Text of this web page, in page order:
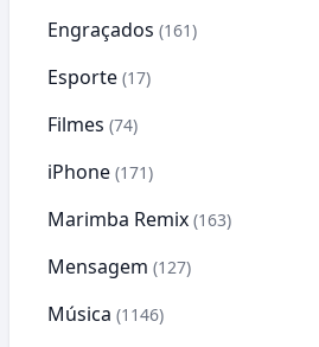
Engraçados (161)
Esporte (17)
Filmes (74)
iPhone (171)
Marimba Remix (163)
Mensagem (127)
Música (1146)